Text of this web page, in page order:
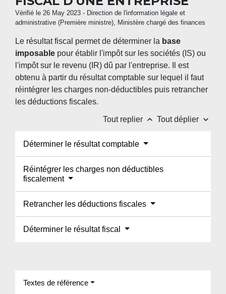
Vérifié le 26 May 2023 - Direction de l'information légale et
administrative (Première ministre), Ministère chargé des finances
Le résultat fiscal permet de déterminer la base
imposable pour établir l'impôt sur les sociétés (IS) ou
l'impôt sur le revenu (IR) dû par l'entreprise. Il est
obtenu à partir du résultat comptable sur lequel il faut
réintégrer les charges non-déductibles puis retrancher
les déductions fiscales.
Tout replier keyboard_arrow_up Tout déplier keyboard_arrow_down
Déterminer le résultat comptable
Réintégrer les charges non déductibles
fiscalement
Retrancher les déductions fiscales
Déterminer le résultat fiscal
Textes de référence